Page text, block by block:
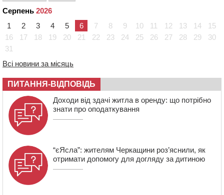
обрали на новий термін
08:11
Вчителька зі Сміли увійшла до півфіналу Global
Teacher Prize Ukraine 2026
07:29
04 СЕРПНЯ 2026, ВІВТОРОК
20:54 На Черкащині очікують пік спеки
20:13 Черкащина здобула вісім медалей на чемпіонаті
України з веслування
Серпень 2026
1
2 3 4 5 6 7 8 9 10 11 12 13 14
15
16
17 18 19 20 21 22 23 24 25 26 27 28 29
30
31
Всі новини за місяць
ПИТАННЯ-ВІДПОВІДЬ
Доходи від здачі житла в оренду: що потрібно
знати про оподаткування
“єЯсла”: жителям Черкащини роз’яснили, як
отримати допомогу для догляду за дитиною